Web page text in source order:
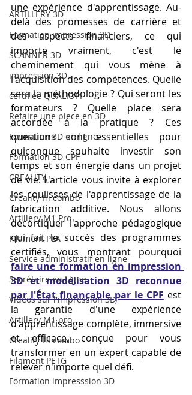
ARTILLERY 3D
Formation impression 3D
SCANNER 3D
impression 3D
certifiée QUALIOPI
Refaire une piece en 3D
Formation 3D en ligne.
Formation 3D CPF
CREALITY,
Creality Hi combo
Artillery M1 Pro
Filament PLA
Service administratif en ligne
Secrétaire en Ligne
Vidéos sur l'impression 3D,
Artillery M1 pro
Creality HI combo
Filament PETG
Formation impresssion 3D
une expérience d'apprentissage. Au-
delà des promesses de carrière et
des aspects financiers, ce qui
importe vraiment, c'est le
cheminement qui vous mène à
l'acquisition des compétences. Quelle
sera la méthodologie ? Qui seront les
formateurs ? Quelle place sera
accordée à la pratique ? Ces
questions sont essentielles pour
quiconque souhaite investir son
temps et son énergie dans un projet
de vie. L'article vous invite à explorer
les coulisses de l'apprentissage de la
fabrication additive. Nous allons
décortiquer l'approche pédagogique
qui fait le succès des programmes
faire une formation en impression
3D et modélisation 3D reconnue
par l'État finançable par le CPF est
la garantie d'une expérience
d'apprentissage complète, immersive
et efficace, conçue pour vous
transformer en un expert capable de
relever n'importe quel défi.